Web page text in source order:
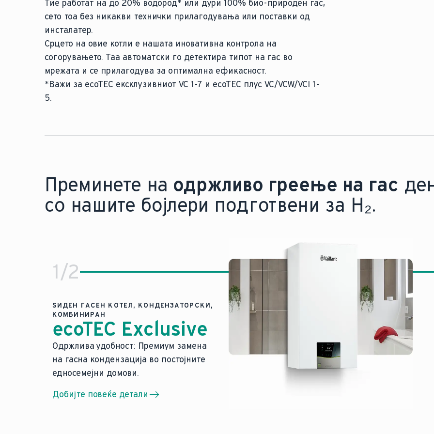
Тие работат на до 20% водород* или дури 100% био-природен гас,
сето тоа без никакви технички прилагодувања или поставки од
инсталатер.
Срцето на овие котли е нашата иновативна контрола на
согорувањето. Таа автоматски го детектира типот на гас во
мрежата и се прилагодува за оптимална ефикасност.
*Важи за ecoTEC ексклузивниот VC 1-7 и ecoTEC плус VC/VCW/VCI 1-
5.
Преминете на одржливо греење на гас
со нашите бојлери подготвени за H₂.
1/2
ЅИДЕН ГАСЕН КОТЕЛ, КОНДЕНЗАТОРСКИ,
КОМБИНИРАН
ecoTEC Exclusive
Одржлива удобност: Премиум замена
на гасна кондензација во постојните
едносемејни домови.
Добијте повеќе детали
Одржлива удобност: Премиум замена на гасна кондензација во
Автоматско прилагодување на флуктуирачки типови и квалитети на гас
Подготвена за одржливост во иднина за до 20% водород
Паметна навигација преку конзистентен дизајн на интерфејс со елементи на допир